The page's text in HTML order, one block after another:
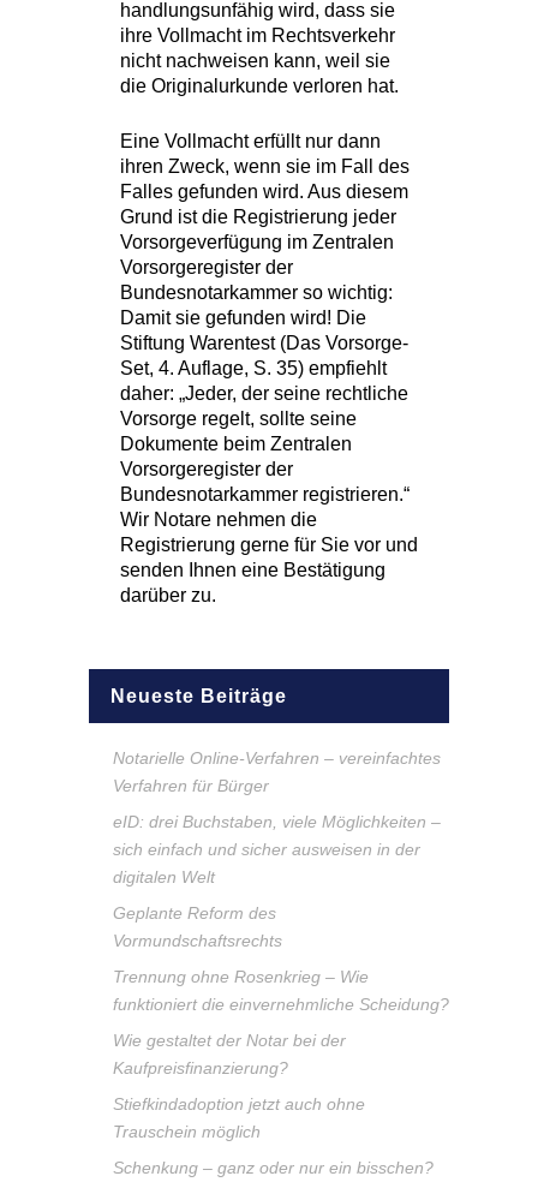
handlungsunfähig wird, dass sie
ihre Vollmacht im Rechtsverkehr
nicht nachweisen kann, weil sie
die Originalurkunde verloren hat.
Eine Vollmacht erfüllt nur dann
ihren Zweck, wenn sie im Fall des
Falles gefunden wird. Aus diesem
Grund ist die Registrierung jeder
Vorsorgeverfügung im Zentralen
Vorsorgeregister der
Bundesnotarkammer so wichtig:
Damit sie gefunden wird! Die
Stiftung Warentest (Das Vorsorge-
Set, 4. Auflage, S. 35) empfiehlt
daher: „Jeder, der seine rechtliche
Vorsorge regelt, sollte seine
Dokumente beim Zentralen
Vorsorgeregister der
Bundesnotarkammer registrieren.“
Wir Notare nehmen die
Registrierung gerne für Sie vor und
senden Ihnen eine Bestätigung
darüber zu.
Neueste Beiträge
Notarielle Online-Verfahren – vereinfachtes
Verfahren für Bürger
eID: drei Buchstaben, viele Möglichkeiten –
sich einfach und sicher ausweisen in der
digitalen Welt
Geplante Reform des
Vormundschaftsrechts
Trennung ohne Rosenkrieg – Wie
funktioniert die einvernehmliche Scheidung?
Wie gestaltet der Notar bei der
Kaufpreisfinanzierung?
Stiefkindadoption jetzt auch ohne
Trauschein möglich
Schenkung – ganz oder nur ein bisschen?